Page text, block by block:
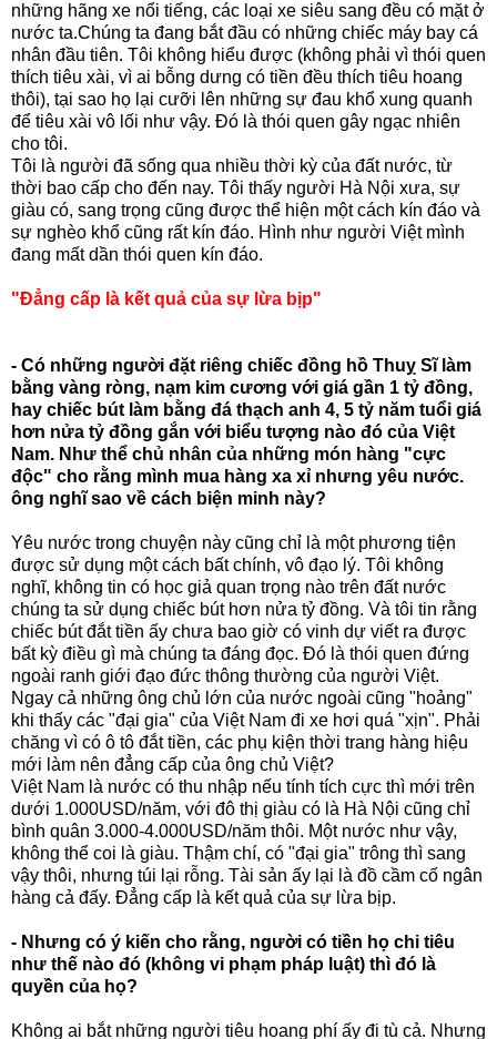
những hãng xe nổi tiếng, các loại xe siêu sang đều có mặt ở
nước ta.Chúng ta đang bắt đầu có những chiếc máy bay cá
nhân đầu tiên. Tôi không hiểu được (không phải vì thói quen
thích tiêu xài, vì ai bỗng dưng có tiền đều thích tiêu hoang
thôi), tại sao họ lại cưỡi lên những sự đau khổ xung quanh
để tiêu xài vô lối như vậy. Đó là thói quen gây ngạc nhiên
cho tôi.
Tôi là người đã sống qua nhiều thời kỳ của đất nước, từ
thời bao cấp cho đến nay. Tôi thấy người Hà Nội xưa, sự
giàu có, sang trọng cũng được thể hiện một cách kín đáo và
sự nghèo khổ cũng rất kín đáo. Hình như người Việt mình
đang mất dần thói quen kín đáo.
"Đẳng cấp là kết quả của sự lừa bịp"
- Có những người đặt riêng chiếc đồng hồ Thuỵ Sĩ làm
bằng vàng ròng, nạm kim cương với giá gần 1 tỷ đồng,
hay chiếc bút làm bằng đá thạch anh 4, 5 tỷ năm tuổi giá
hơn nửa tỷ đồng gắn với biểu tượng nào đó của Việt
Nam. Như thể chủ nhân của những món hàng "cực
độc" cho rằng mình mua hàng xa xỉ nhưng yêu nước.
ông nghĩ sao về cách biện minh này?
Yêu nước trong chuyện này cũng chỉ là một phương tiện
được sử dụng một cách bất chính, vô đạo lý. Tôi không
nghĩ, không tin có học giả quan trọng nào trên đất nước
chúng ta sử dụng chiếc bút hơn nửa tỷ đồng. Và tôi tin rằng
chiếc bút đắt tiền ấy chưa bao giờ có vinh dự viết ra được
bất kỳ điều gì mà chúng ta đáng đọc. Đó là thói quen đứng
ngoài ranh giới đạo đức thông thường của người Việt.
Ngay cả những ông chủ lớn của nước ngoài cũng "hoảng"
khi thấy các "đại gia" của Việt Nam đi xe hơi quá "xịn". Phải
chăng vì có ô tô đắt tiền, các phụ kiện thời trang hàng hiệu
mới làm nên đẳng cấp của ông chủ Việt?
Việt Nam là nước có thu nhập nếu tính tích cực thì mới trên
dưới 1.000USD/năm, với đô thị giàu có là Hà Nội cũng chỉ
bình quân 3.000-4.000USD/năm thôi. Một nước như vậy,
không thể coi là giàu. Thậm chí, có "đại gia" trông thì sang
vậy thôi, nhưng túi lại rỗng. Tài sản ấy lại là đồ cầm cố ngân
hàng cả đấy. Đẳng cấp là kết quả của sự lừa bịp.
- Nhưng có ý kiến cho rằng, người có tiền họ chi tiêu
như thế nào đó (không vi phạm pháp luật) thì đó là
quyền của họ?
Không ai bắt những người tiêu hoang phí ấy đi tù cả. Nhưng